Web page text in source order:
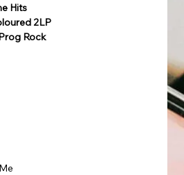
Hits
2LP
Rock